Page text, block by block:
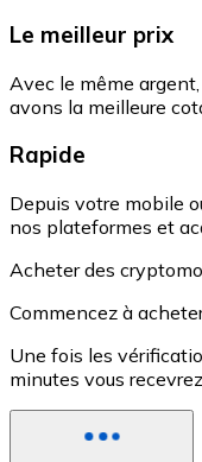
Le meilleur prix
Avec le même
avons la meilleure
Rapide
Depuis votre mobile
nos plateformes et
Acheter des
Commencez à
Une fois les
minutes vous